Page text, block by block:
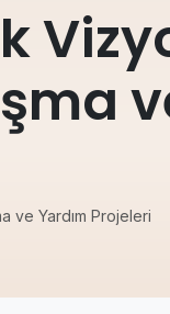
ve Yardım Projeleri